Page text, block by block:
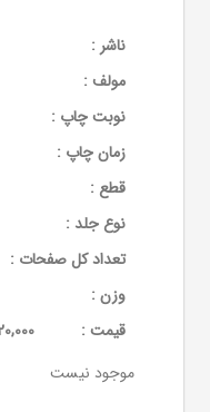
ناشر :
مولف :
نوبت چاپ :
زمان چاپ :
قطع :
نوع جلد :
تعداد کل صفحات :
وزن :
قيمت :
120,000
موجود نیست